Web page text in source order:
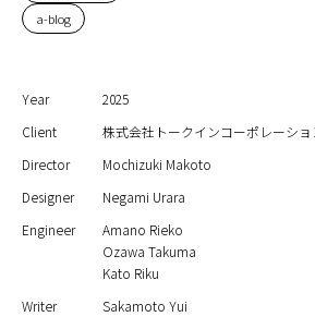
a-blog
Year
2025
Client
株式会社トークインコーポレーショ
Director
Mochizuki Makoto
Designer
Negami Urara
Engineer
Amano Rieko
Ozawa Takuma
Kato Riku
Writer
Sakamoto Yui